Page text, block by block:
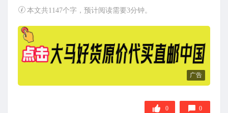
本文共1147个字，预计阅读需要3分钟。
广告
0 0